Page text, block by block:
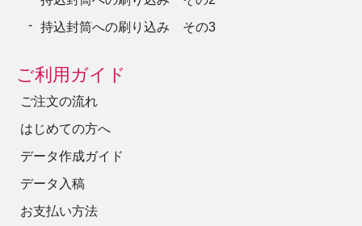
持込封筒への刷り込み その3
ご利用ガイド
ご注文の流れ
はじめての方へ
データ作成ガイド
データ入稿
お支払い方法